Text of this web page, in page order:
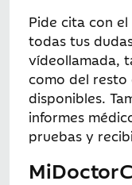
Pide cita con
todas tus
vídeollamada,
como del resto
disponibles.
informes
pruebas y